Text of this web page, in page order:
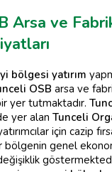
Arsa ve
bölgesi yatırım
OSB arsa ve
yer tutmaktadır.
yer alan Tunceli
için cazip
bölgenin genel